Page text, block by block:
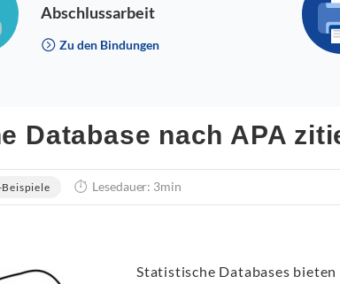
Abschlussarbeit
Zu den Bindungen
Database nach APA
Beispiele Lesedauer: 3min
Statistische Databases